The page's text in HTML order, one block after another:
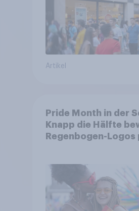
Artikel
Pride Month in der
Knapp die Hälfte
Regenbogen-Logos